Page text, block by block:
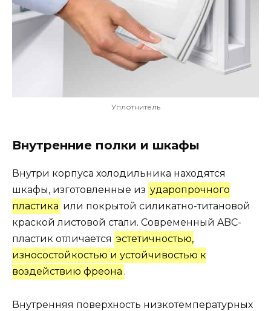
Уплотнитель
Внутренние полки и шкафы
Внутри корпуса холодильника находятся
шкафы, изготовленные из ударопрочного
пластика или покрытой силикатно-титановой
краской листовой стали. Современный ABC-
пластик отличается эстетичностью,
износостойкостью и устойчивостью к
воздействию фреона .
Внутренняя поверхность низкотемпературных